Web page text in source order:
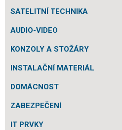
SATELITNÍ TECHNIKA
AUDIO-VIDEO
KONZOLY A STOŽÁRY
INSTALAČNÍ MATERIÁL
DOMÁCNOST
ZABEZPEČENÍ
IT PRVKY